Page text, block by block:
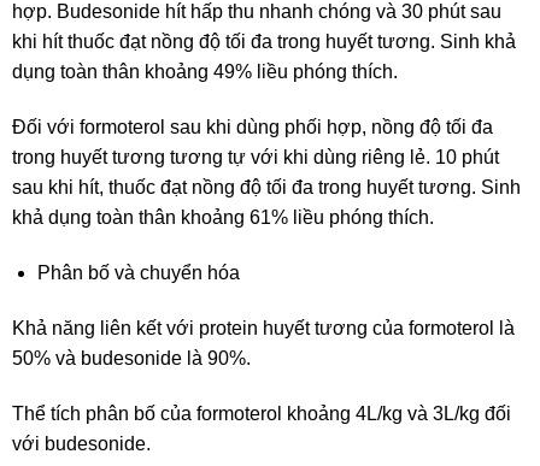
hợp. Budesonide hít hấp thu nhanh chóng và 30 phút sau
khi hít thuốc đạt nồng độ tối đa trong huyết tương. Sinh khả
dụng toàn thân khoảng 49% liều phóng thích.
Đối với formoterol sau khi dùng phối hợp, nồng độ tối đa
trong huyết tương tương tự với khi dùng riêng lẻ. 10 phút
sau khi hít, thuốc đạt nồng độ tối đa trong huyết tương. Sinh
khả dụng toàn thân khoảng 61% liều phóng thích.
Phân bố và chuyển hóa
Khả năng liên kết với protein huyết tương của formoterol là
50% và budesonide là 90%.
Thể tích phân bố của formoterol khoảng 4L/kg và 3L/kg đối
với budesonide.